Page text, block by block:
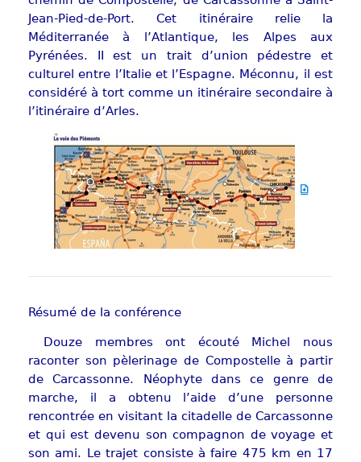
Jean-Pied-de-Port. Cet itinéraire relie la
Méditerranée à l’Atlantique, les Alpes aux
Pyrénées. II est un trait d’union pédestre et
culturel entre l’Italie et l’Espagne. Méconnu, il est
considéré à tort comme un itinéraire secondaire à
l’itinéraire d’Arles.
Résumé de la conférence
Douze membres ont écouté Michel nous
raconter son pèlerinage de Compostelle à partir
de Carcassonne. Néophyte dans ce genre de
marche, il a obtenu l’aide d’une personne
rencontrée en visitant la citadelle de Carcassonne
et qui est devenu son compagnon de voyage et
son ami. Le trajet consiste à faire 475 km en 17